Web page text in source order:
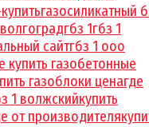
газосиликатный
гбз 1гбз 1
сайтгбз 1 ооо
купить газобетонные
газоблоки ценагде
1 волжскийкупить
от производителя